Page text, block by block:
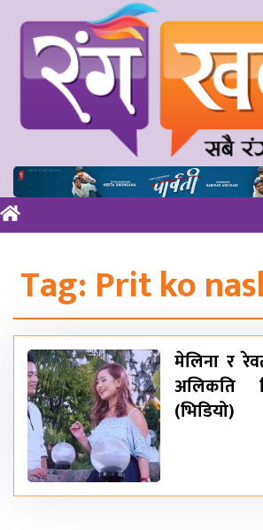
Tag: Prit ko
मेलिना र
अलिकति
(भिडियो)